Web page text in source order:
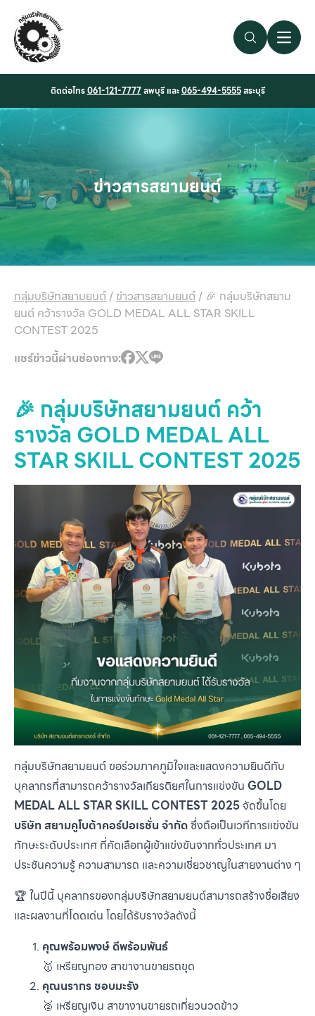
Search Link
Open
ติดต่อโทร061-121-7777ลพบุรี และ065-494-5555สระบุรี
ข่าวสารสยามยนต์
กลุ่มบริษัทสยามยนต์ /ข่าวสารสยามยนต์ / 🎉 กลุ่มบริษัทสยาม
ยนต์ คว้ารางวัล GOLD MEDAL ALL STAR SKILL
CONTEST 2025
แชร์ข่าวนี้ผ่านช่องทาง:
🎉 กลุ่มบริษัทสยามยนต์ คว้า
รางวัล GOLD MEDAL ALL
STAR SKILL CONTEST 2025
กลุ่มบริษัทสยามยนต์ ขอร่วมภาคภูมิใจและแสดงความยินดีกับ
บุคลากรที่สามารถคว้ารางวัลเกียรติยศในการแข่งขัน GOLD
MEDAL ALL STAR SKILL CONTEST 2025จัดขึ้นโดย
บริษัท สยามคูโบต้าคอร์ปอเรชั่น จำกัดซึ่งถือเป็นเวทีการแข่งขัน
ทักษะระดับประเทศ ที่คัดเลือกผู้เข้าแข่งขันจากทั่วประเทศ มา
ประชันความรู้ ความสามารถ และความเชี่ยวชาญในสายงานต่าง ๆ
🏆 ในปีนี้ บุคลากรของกลุ่มบริษัทสยามยนต์สามารถสร้างชื่อเสียง
และผลงานที่โดดเด่น โดยได้รับรางวัลดังนี้
คุณพร้อมพงษ์ ดีพร้อมพันธ์
🥇 เหรียญทอง สาขางานขายรถขุด
คุณนรากร ชอบมะรัง
🥈 เหรียญเงิน สาขางานขายรถเกี่ยวนวดข้าว